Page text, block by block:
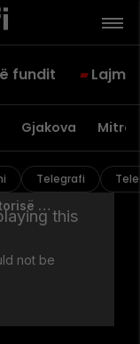
fundit Lajme
Gjakova
Telegrafi